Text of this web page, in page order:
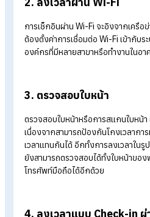
การลงเวลาแบบ QR Code คือ
พนักงานสแกน QR Code แทน
พนักงานสแกน QR
ไว้ที่เครื่องกลาง เช่น
ใช้โทรศัพท์มือถือของตัวเอง
เครื่องกลางสแกน QR